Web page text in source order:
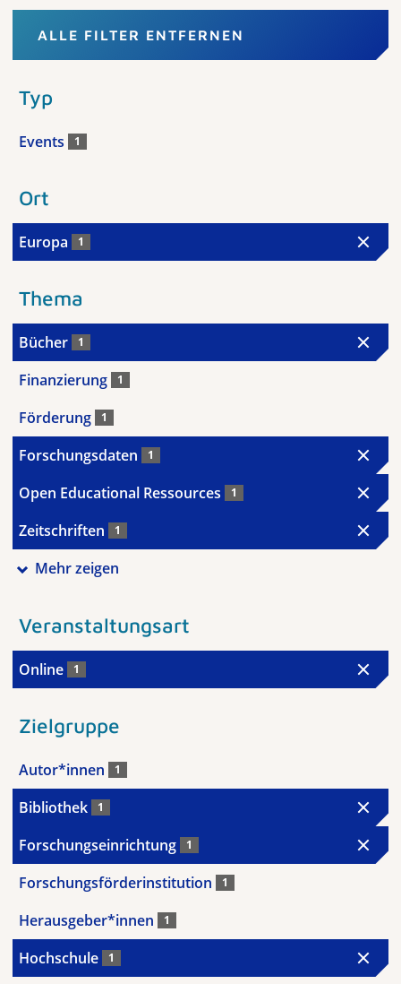
ALLE FILTER ENTFERNEN
Typ
Events 1
Ort
Europa 1
Thema
Bücher 1
Finanzierung 1
Förderung 1
Forschungsdaten 1
Open Educational Ressources 1
Zeitschriften 1
Mehr zeigen
Veranstaltungsart
Online 1
Zielgruppe
Autor*innen 1
Bibliothek 1
Forschungseinrichtung 1
Forschungsförderinstitution 1
Herausgeber*innen 1
Hochschule 1